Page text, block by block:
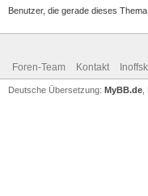
Benutzer, die gerade dieses
Foren-Team Kontakt
Deutsche Übersetzung: MyBB.de